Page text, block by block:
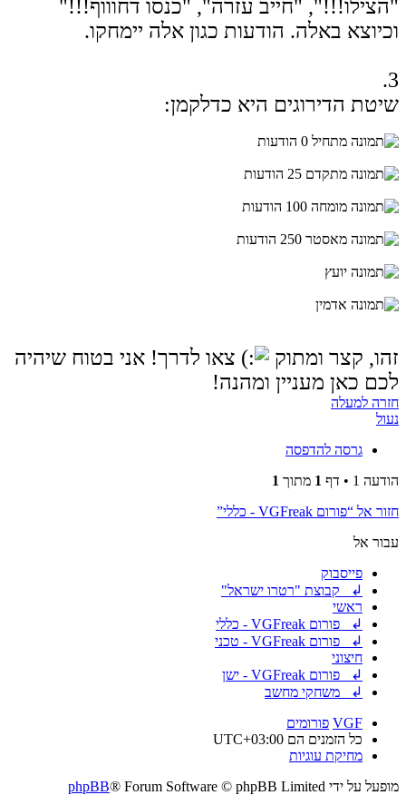
"הצילו!!!", "חייב עזרה", "כנסו דחוווף!!!"
וכיוצא באלה. הודעות כגון אלה יימחקו.
3.
שיטת הדירוגים היא כדלקמן:
מתחיל 0 הודעות
מתקדם 25 הודעות
מומחה 100 הודעות
מאסטר 250 הודעות
יועץ
אדמין
זהו, קצר ומתוק
צאו לדרך! אני בטוח שיהיה
לכם כאן מעניין ומהנה!
חזרה למעלה
נעול
גרסה להדפסה
הודעה 1 • דף
1 מתוך 1
חזור אל “פורום VGFreak - כללי”
עבור אל
פייסבוק
↲ קבוצת "רטרו ישראל"
ראשי
↲ פורום VGFreak - כללי
↲ פורום VGFreak - טכני
חיצוני
↲ פורום VGFreak - ישן
↲ משחקי מחשב
VGF פורומים
כל הזמנים הם UTC+03:00
מחיקת עוגיות
מופעל על ידי
phpBB® Forum Software © phpBB Limited